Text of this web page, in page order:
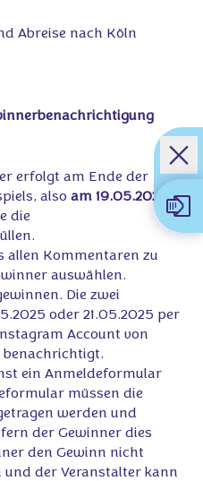
Abreise nach Köln
erfolgt am Ende der
also am 19.05.2025,
die
allen Kommentaren zu
auswählen.
Die zwei
oder 21.05.2025 per
Account von
benachrichtigt.
ein Anmeldeformular
müssen die
werden und
der Gewinner dies
den Gewinn nicht
der Veranstalter kann